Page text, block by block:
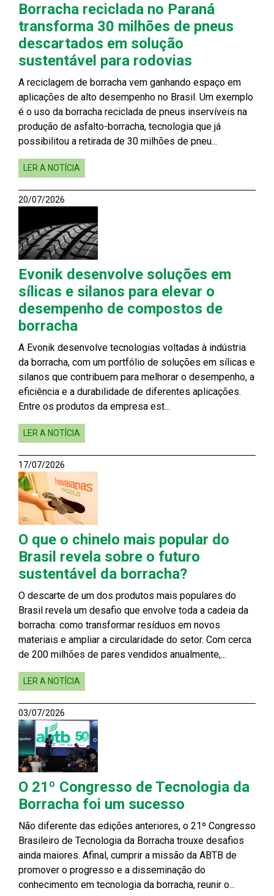
Borracha reciclada no Paraná
transforma 30 milhões de pneus
descartados em solução
sustentável para rodovias
A reciclagem de borracha vem ganhando espaço em
aplicações de alto desempenho no Brasil. Um exemplo
é o uso da borracha reciclada de pneus inservíveis na
produção de asfalto-borracha, tecnologia que já
possibilitou a retirada de 30 milhões de pneu...
LER A NOTÍCIA
20/07/2026
Evonik desenvolve soluções em
sílicas e silanos para elevar o
desempenho de compostos de
borracha
A Evonik desenvolve tecnologias voltadas à indústria
da borracha, com um portfólio de soluções em sílicas e
silanos que contribuem para melhorar o desempenho, a
eficiência e a durabilidade de diferentes aplicações.
Entre os produtos da empresa est...
LER A NOTÍCIA
17/07/2026
O que o chinelo mais popular do
Brasil revela sobre o futuro
sustentável da borracha?
O descarte de um dos produtos mais populares do
Brasil revela um desafio que envolve toda a cadeia da
borracha: como transformar resíduos em novos
materiais e ampliar a circularidade do setor. Com cerca
de 200 milhões de pares vendidos anualmente,...
LER A NOTÍCIA
03/07/2026
O 21º Congresso de Tecnologia da
Borracha foi um sucesso
Não diferente das edições anteriores, o 21º Congresso
Brasileiro de Tecnologia da Borracha trouxe desafios
ainda maiores. Afinal, cumprir a missão da ABTB de
promover o progresso e a disseminação do
conhecimento em tecnologia da borracha, reunir o...